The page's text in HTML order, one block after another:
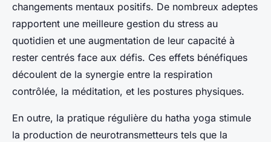
changements mentaux positifs. De nombreux adeptes
rapportent une meilleure gestion du stress au
quotidien et une augmentation de leur capacité à
rester centrés face aux défis. Ces effets bénéfiques
découlent de la synergie entre la respiration
contrôlée, la méditation, et les postures physiques.
En outre, la pratique régulière du hatha yoga stimule
la production de neurotransmetteurs tels que la